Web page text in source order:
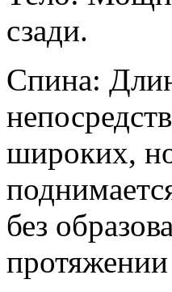
сзади.
Спина:
широких,
без